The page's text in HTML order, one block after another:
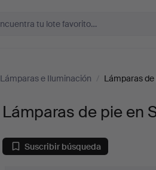
Lámparas e Iluminación / Lámparas de
Lámparas de pie en
Suscribir búsqueda